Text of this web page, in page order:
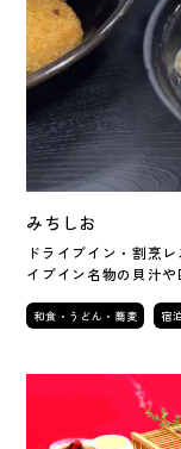
みちしお
ドライブイン・割烹
イブイン名物の貝汁
和食・うどん・蕎麦 宿